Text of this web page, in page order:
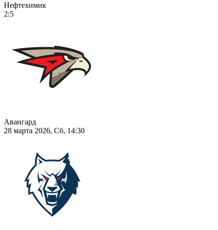
Нефтехимик
2:5
Авангард
28 марта 2026, Сб, 14:30